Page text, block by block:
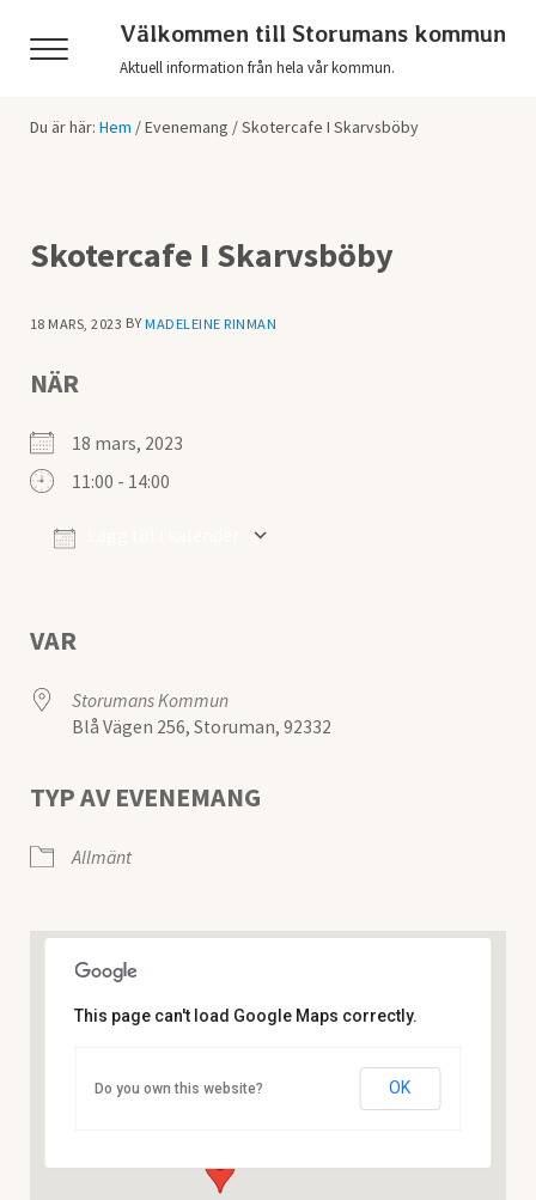
Menu
Välkommen till Storumans kommun
Aktuell information från hela vår kommun.
Du är här: Hem /Evenemang /Skotercafe I Skarvsböby
Skotercafe I Skarvsböby
18 MARS, 2023 BYMADELEINE RINMAN
NÄR
18 mars, 2023
11:00 - 14:00
VAR
Storumans Kommun
Blå Vägen 256, Storuman, 92332
TYP AV EVENEMANG
Allmänt
Blå Vägen 256 - Storuman
This page can't load Google Maps correctly.
Do you own this website? OK